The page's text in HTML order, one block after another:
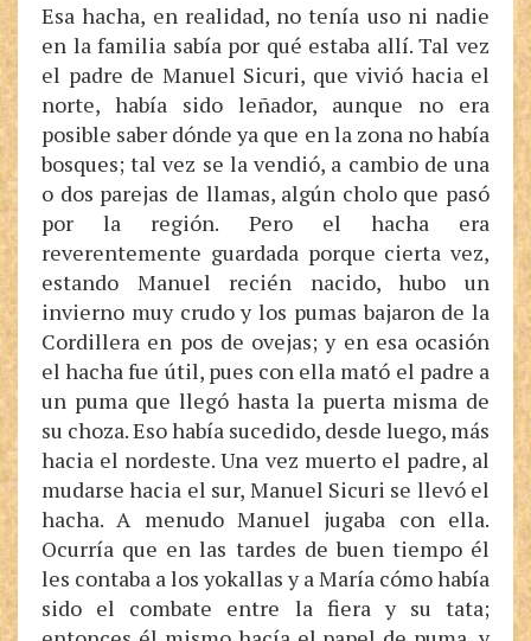
Esa hacha, en realidad, no tenía uso ni nadie
en la familia sabía por qué estaba allí. Tal vez
el padre de Manuel Sicuri, que vivió hacia el
norte, había sido leñador, aunque no era
posible saber dónde ya que en la zona no había
bosques; tal vez se la vendió, a cambio de una
o dos parejas de llamas, algún cholo que pasó
por la región. Pero el hacha era
reverentemente guardada porque cierta vez,
estando Manuel recién nacido, hubo un
invierno muy crudo y los pumas bajaron de la
Cordillera en pos de ovejas; y en esa ocasión
el hacha fue útil, pues con ella mató el padre a
un puma que llegó hasta la puerta misma de
su choza. Eso había sucedido, desde luego, más
hacia el nordeste. Una vez muerto el padre, al
mudarse hacia el sur, Manuel Sicuri se llevó el
hacha. A menudo Manuel jugaba con ella.
Ocurría que en las tardes de buen tiempo él
les contaba a los yokallas y a María cómo había
sido el combate entre la fiera y su tata;